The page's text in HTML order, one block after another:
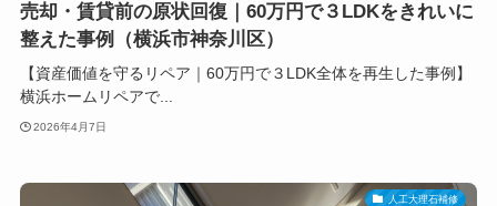
売却・賃貸前の原状回復｜60万円で３LDKをきれいに
整えた事例（横浜市神奈川区）
【資産価値を守るリペア｜60万円で３LDK全体を再生した事例】
横浜ホームリペアで...
2026年4月7日
人工大理石補修